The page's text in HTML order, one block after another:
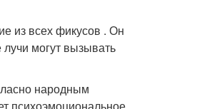
из всех фикусов . Он
могут вызывать
народным